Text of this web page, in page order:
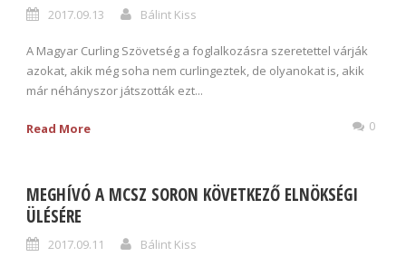
2017.09.13 Bálint Kiss
A Magyar Curling Szövetség a foglalkozásra szeretettel várják
azokat, akik még soha nem curlingeztek, de olyanokat is, akik
már néhányszor játszották ezt...
Read More 0
MEGHÍVÓ A MCSZ SORON KÖVETKEZŐ ELNÖKSÉGI
ÜLÉSÉRE
2017.09.11 Bálint Kiss